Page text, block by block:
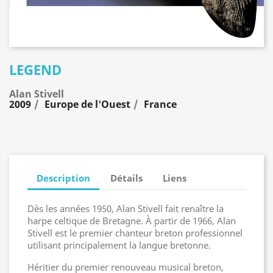
LEGEND
Alan Stivell
2009 Europe de l'Ouest France
Description Détails Liens
Dès les années 1950, Alan Stivell fait renaître la
harpe celtique de Bretagne. À partir de 1966, Alan
Stivell est le premier chanteur breton professionnel
utilisant principalement la langue bretonne.
Héritier du premier renouveau musical breton,